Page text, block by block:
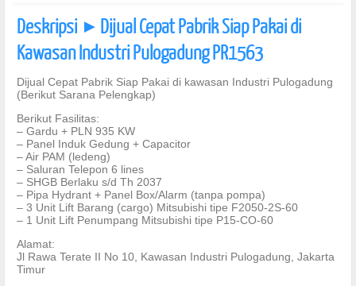
Deskripsi ] Dijual Cepat Pabrik Siap Pakai di
Kawasan Industri Pulogadung PR1563
Dijual Cepat Pabrik Siap Pakai di kawasan Industri Pulogadung
(Berikut Sarana Pelengkap)
Berikut Fasilitas:
– Gardu + PLN 935 KW
– Panel Induk Gedung + Capacitor
– Air PAM (ledeng)
– Saluran Telepon 6 lines
– SHGB Berlaku s/d Th 2037
– Pipa Hydrant + Panel Box/Alarm (tanpa pompa)
– 3 Unit Lift Barang (cargo) Mitsubishi tipe F2050-2S-60
– 1 Unit Lift Penumpang Mitsubishi tipe P15-CO-60
Alamat:
Jl Rawa Terate II No 10, Kawasan Industri Pulogadung, Jakarta
Timur